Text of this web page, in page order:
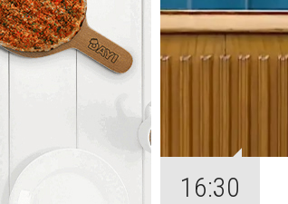
16:30